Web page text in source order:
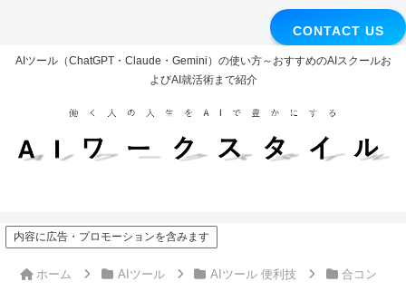
CONTACT US
AIツール（ChatGPT・Claude・Gemini）の使い方～おすすめのAIスクールお
よびAI就活術まで紹介
内容に広告・プロモーションを含みます
ホーム AIツール AIツール 便利技 合コン